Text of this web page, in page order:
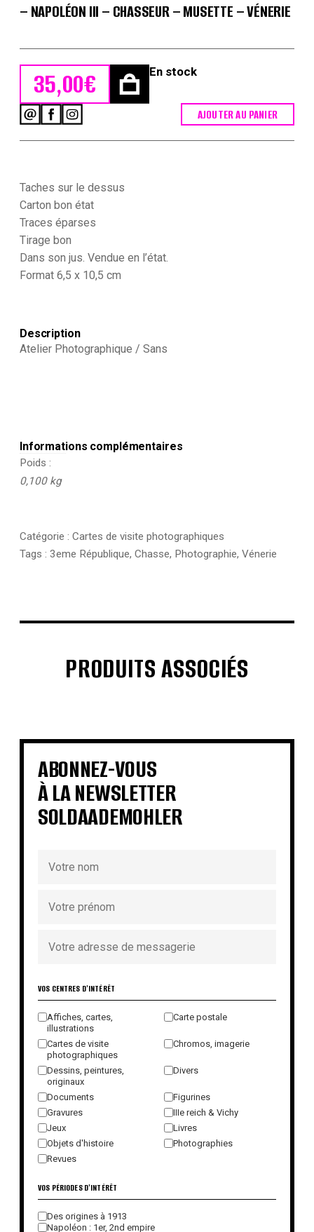
– NAPOLÉON III – CHASSEUR – MUSETTE – VÉNERIE
35,00€ En stock
Photographie
-
Second
Empire
Napoléon
-
Vénerie
AJOUTER AU PANIER
Taches sur le dessus
Carton bon état
Traces éparses
Tirage bon
Dans son jus. Vendue en l’état.
Format 6,5 x 10,5 cm
Description
Atelier Photographique / Sans
Informations complémentaires
Poids
0,100 kg
Catégorie : Cartes de visite photographiques
Tags : 3eme République, Chasse, Photographie, Vénerie
PRODUITS ASSOCIÉS
€
€
€
€
€
€
ABONNEZ-VOUS
À LA NEWSLETTER
SOLDAADEMOHLER
VOS CENTRES D'INTÉRÊT
Affiches, cartes,
illustrations
Carte postale
Cartes de visite
photographiques
Chromos, imagerie
Dessins, peintures,
originaux
Divers
Documents
Figurines
Gravures
IIIe reich & Vichy
Jeux
Livres
Objets d'histoire
Photographies
Revues
VOS PÉRIODES D'INTÉRÊT
Des origines à 1913
Napoléon : 1er, 2nd empire